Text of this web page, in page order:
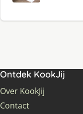
Ontdek KookJij
Over KookJij
Contact